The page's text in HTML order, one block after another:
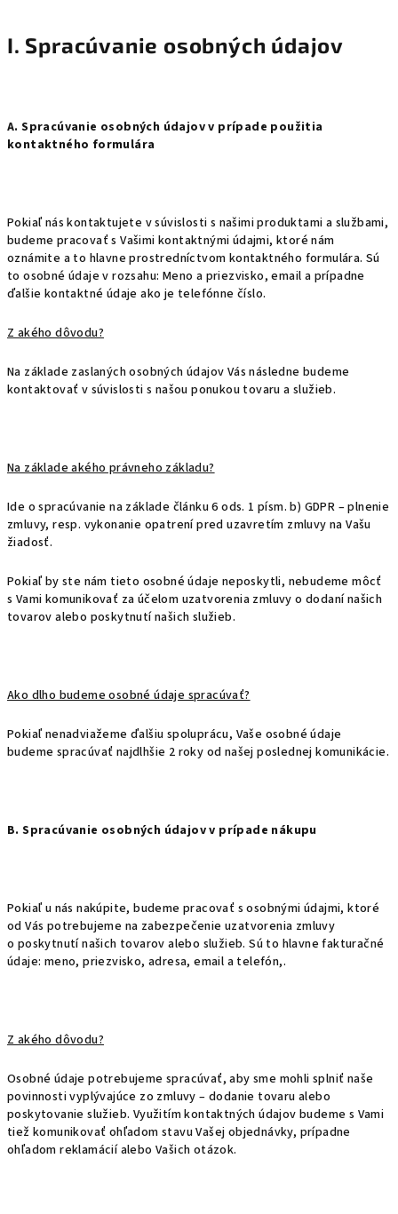
I. Spracúvanie osobných údajov
A. Spracúvanie osobných údajov v prípade použitia
kontaktného formulára
Pokiaľ nás kontaktujete v súvislosti s našimi produktami a službami,
budeme pracovať s Vašimi kontaktnými údajmi, ktoré nám
oznámite a to hlavne prostredníctvom kontaktného formulára. Sú
to osobné údaje v rozsahu: Meno a priezvisko, email a prípadne
ďalšie kontaktné údaje ako je telefónne číslo.
Z akého dôvodu?
Na základe zaslaných osobných údajov Vás následne budeme
kontaktovať v súvislosti s našou ponukou tovaru a služieb.
Na základe akého právneho základu?
Ide o spracúvanie na základe článku 6 ods. 1 písm. b) GDPR – plnenie
zmluvy, resp. vykonanie opatrení pred uzavretím zmluvy na Vašu
žiadosť.
Pokiaľ by ste nám tieto osobné údaje neposkytli, nebudeme môcť
s Vami komunikovať za účelom uzatvorenia zmluvy o dodaní našich
tovarov alebo poskytnutí našich služieb.
Ako dlho budeme osobné údaje spracúvať?
Pokiaľ nenadviažeme ďalšiu spoluprácu, Vaše osobné údaje
budeme spracúvať najdlhšie 2 roky od našej poslednej komunikácie.
B. Spracúvanie osobných údajov v prípade nákupu
Pokiaľ u nás nakúpite, budeme pracovať s osobnými údajmi, ktoré
od Vás potrebujeme na zabezpečenie uzatvorenia zmluvy
o poskytnutí našich tovarov alebo služieb. Sú to hlavne fakturačné
údaje: meno, priezvisko, adresa, email a telefón,.
Z akého dôvodu?
Osobné údaje potrebujeme spracúvať, aby sme mohli splniť naše
povinnosti vyplývajúce zo zmluvy – dodanie tovaru alebo
poskytovanie služieb. Využitím kontaktných údajov budeme s Vami
tiež komunikovať ohľadom stavu Vašej objednávky, prípadne
ohľadom reklamácií alebo Vašich otázok.